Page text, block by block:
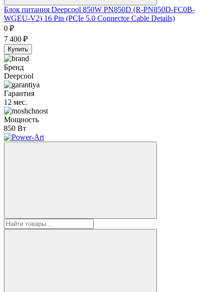
Блок питания Deepcool 850W PN850D (R-PN850D-FC0B-
WGEU-V2) 16 Pin (PCIe 5.0 Connector Cable Details)
0 ₽
7 400 ₽
Купить
Бренд
Deepcool
Гарантия
12 мес.
Мощность
850 Вт